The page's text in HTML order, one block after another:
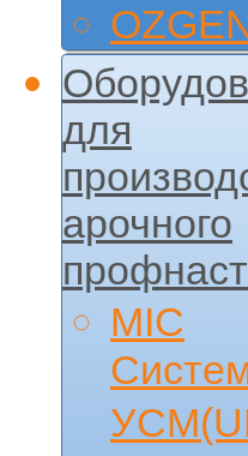
для
арочного
MIC